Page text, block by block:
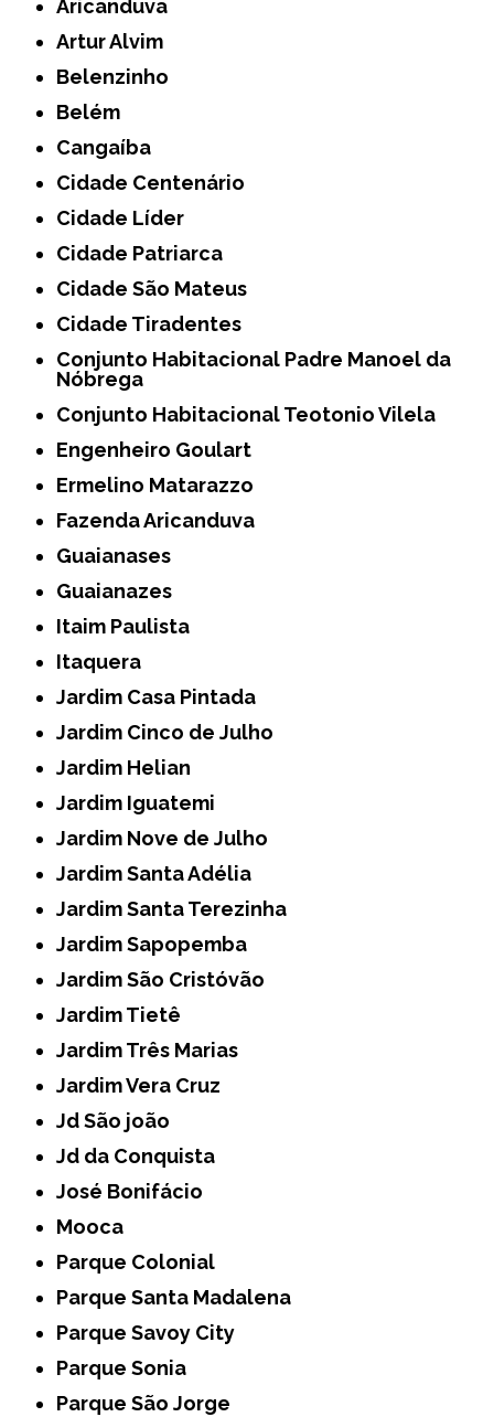
Aricanduva
Artur Alvim
Belenzinho
Belém
Cangaíba
Cidade Centenário
Cidade Líder
Cidade Patriarca
Cidade São Mateus
Cidade Tiradentes
Conjunto Habitacional Padre Manoel da
Nóbrega
Conjunto Habitacional Teotonio Vilela
Engenheiro Goulart
Ermelino Matarazzo
Fazenda Aricanduva
Guaianases
Guaianazes
Itaim Paulista
Itaquera
Jardim Casa Pintada
Jardim Cinco de Julho
Jardim Helian
Jardim Iguatemi
Jardim Nove de Julho
Jardim Santa Adélia
Jardim Santa Terezinha
Jardim Sapopemba
Jardim São Cristóvão
Jardim Tietê
Jardim Três Marias
Jardim Vera Cruz
Jd São joão
Jd da Conquista
José Bonifácio
Mooca
Parque Colonial
Parque Santa Madalena
Parque Savoy City
Parque Sonia
Parque São Jorge